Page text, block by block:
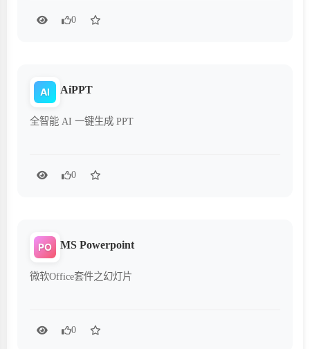
0
AI AiPPT
全智能 AI 一键生成 PPT
0
PO MS Powerpoint
微软Office套件之幻灯片
0